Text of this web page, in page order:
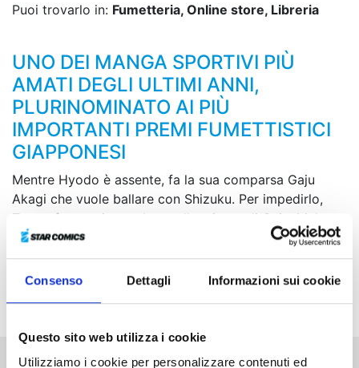
Consenso Dettagli Informazioni sui cookie
Questo sito web utilizza i cookie
Utilizziamo i cookie per personalizzare contenuti ed
Puoi trovarlo in: Fumetteria, Online store, Libreria
UNO DEI MANGA SPORTIVI PIÙ
AMATI DEGLI ULTIMI ANNI,
PLURINOMINATO AI PIÙ
IMPORTANTI PREMI FUMETTISTICI
GIAPPONESI
Mentre Hyodo è assente, fa la sua comparsa Gaju
Akagi che vuole ballare con Shizuku. Per impedirlo,
Tatara fa coppia con la sorella minore di Gaju, Mako, e
partecipa alle sensazionali gare di ballo della Coppa
Tenpei. Con il quickstep appreso direttamente da
Sengoku come arma, Tatara sfida Gaju, che però gli è